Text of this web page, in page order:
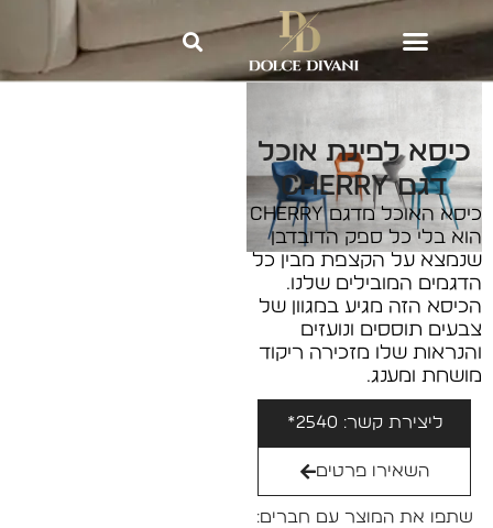
כיסא לפינת אוכל
דגם CHERRY
כיסא האוכל מדגם CHERRY
הוא בלי כל ספק הדובדבן
שנמצא על הקצפת מבין כל
הדגמים המובילים שלנו.
הכיסא הזה מגיע במגוון של
צבעים תוססים ונועזים
והנראות שלו מזכירה ריקוד
מושחת ומענג.
ליצירת קשר: 2540*
השאירו פרטים
שתפו את המוצר עם חברים: